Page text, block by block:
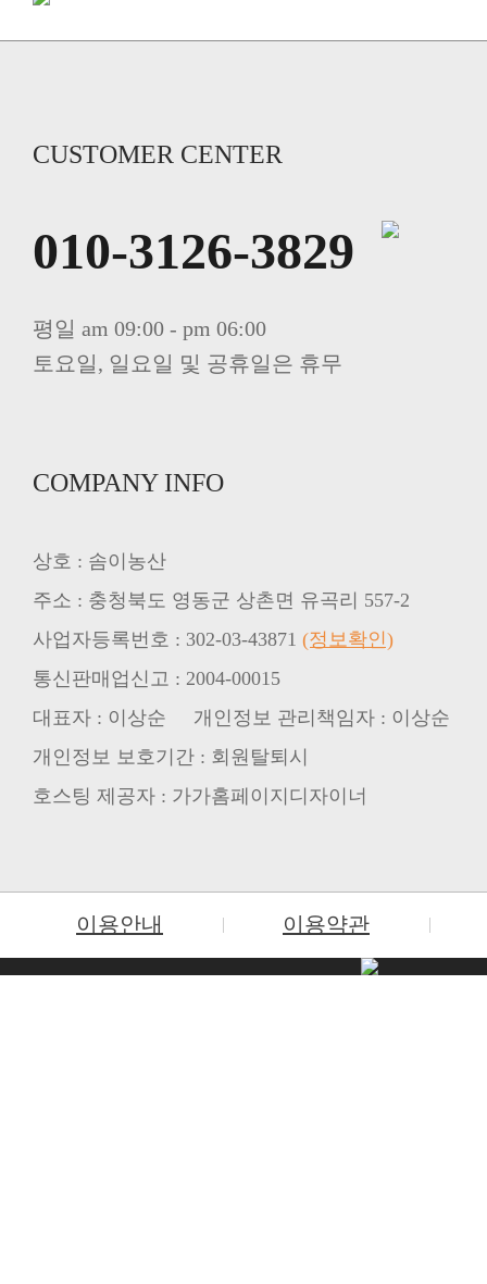
CUSTOMER CENTER
010-3126-3829
평일 am 09:00 - pm 06:00
토요일, 일요일 및 공휴일은 휴무
COMPANY INFO
상호 : 솜이농산
주소 : 충청북도 영동군 상촌면 유곡리 557-2
사업자등록번호 : 302-03-43871 (정보확인)
통신판매업신고 : 2004-00015
대표자 : 이상순 개인정보 관리책임자 : 이상순
개인정보 보호기간 : 회원탈퇴시
호스팅 제공자 : 가가홈페이지디자이너
이용안내 이용약관